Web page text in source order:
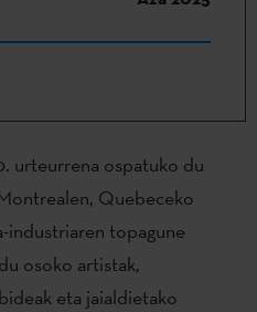
urteurrena ospatuko du
Quebeceko
industriaren topagune
osoko artistak,
eta jaialdietako